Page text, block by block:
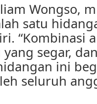
Wongso,
satu
“Kombinasi
segar,
ini
seluruh